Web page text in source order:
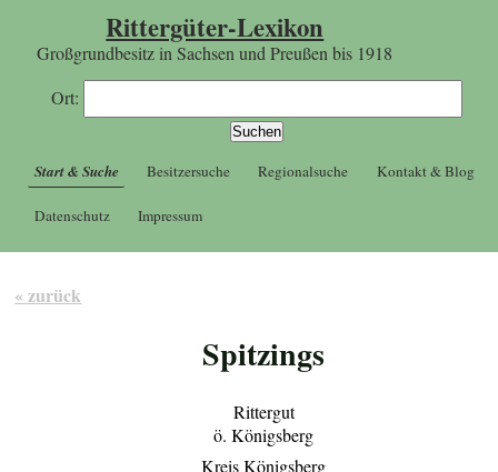
Rittergüter-Lexikon
Großgrundbesitz in Sachsen und Preußen bis 1918
Ort:
Start & Suche Besitzersuche Regionalsuche Kontakt & Blog
Datenschutz Impressum
« zurück
Spitzings
Rittergut
ö. Königsberg
Kreis Königsberg